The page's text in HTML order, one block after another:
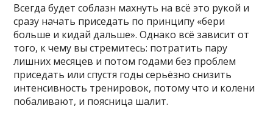
Всегда будет соблазн махнуть на всё это рукой и
сразу начать приседать по принципу «бери
больше и кидай дальше». Однако всё зависит от
того, к чему вы стремитесь: потратить пару
лишних месяцев и потом годами без проблем
приседать или спустя годы серьёзно снизить
интенсивность тренировок, потому что и колени
побаливают, и поясница шалит.